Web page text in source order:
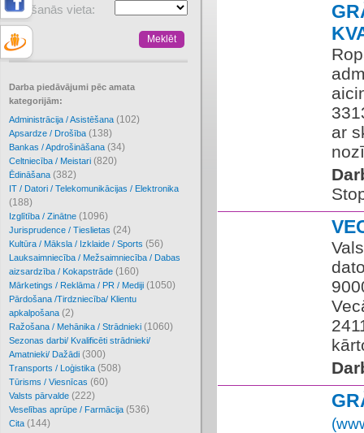
Atrašanās vieta:
Darba piedāvājumi pēc amata
kategorijām:
Administrācija / Asistēšana (102)
Apsardze / Drošība (138)
Bankas / Apdrošināšana (34)
Celtniecība / Meistari (820)
Ēdināšana (382)
IT / Datori / Telekomunikācijas / Elektronika
(188)
Izglītība / Zinātne (1096)
Jurisprudence / Tieslietas (24)
Kultūra / Māksla / Izklaide / Sports (56)
Lauksaimniecība / Mežsaimniecība / Dabas
aizsardzība / Kokapstrāde (160)
Mārketings / Reklāma / PR / Mediji (1050)
Pārdošana /Tirdzniecība/ Klientu
apkalpošana (2)
Ražošana / Mehānika / Strādnieki (1060)
Sezonas darbi/ Kvalificēti strādnieki/
Amatnieki/ Dažādi (300)
Transports / Loģistika (508)
Tūrisms / Viesnīcas (60)
Valsts pārvalde (222)
Veselības aprūpe / Farmācija (536)
Cita (144)
ar